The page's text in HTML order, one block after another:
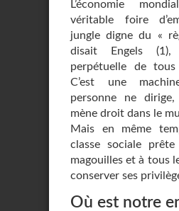
L’économie
véritable foire
jungle digne du «
disait Engels (1),
perpétuelle de
C’est une
personne ne
mène droit dans le
Mais en même
classe sociale
magouilles et à tous
conserver ses
Où est notre